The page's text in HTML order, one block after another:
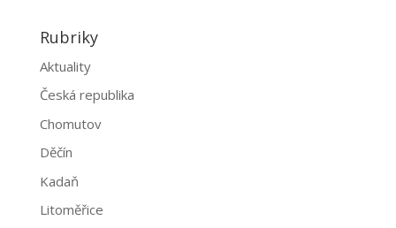
Rubriky
Aktuality
Česká republika
Chomutov
Děčín
Kadaň
Litoměřice